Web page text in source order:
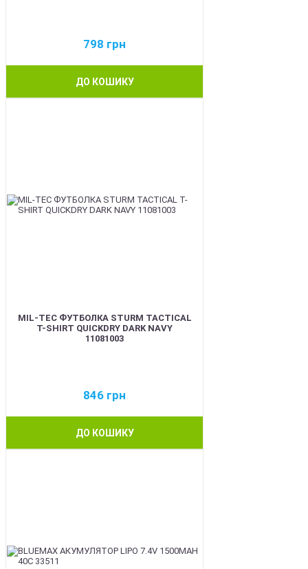
798 грн
ДО КОШИКУ
MIL-TEC ФУТБОЛКА STURM TACTICAL
T-SHIRT QUICKDRY DARK NAVY
11081003
846 грн
ДО КОШИКУ